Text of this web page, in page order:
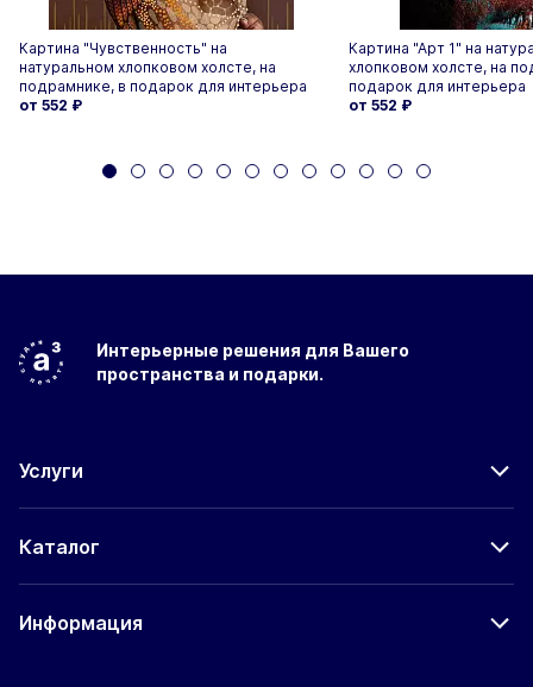
Картина "Чувственность" на
натуральном хлопковом холсте, на
подрамнике, в подарок для интерьера
от 552 ₽
Картина "Арт 1" на
хлопковом холсте, на
подарок для интерьера
от 552 ₽
Интерьерные решения для Вашего
пространства и подарки.
Услуги
Каталог
Информация